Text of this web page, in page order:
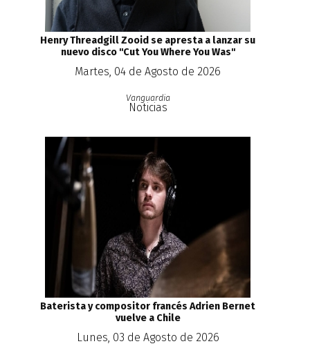
Henry Threadgill Zooid se apresta a lanzar su
nuevo disco ''Cut You Where You Was''
Martes, 04 de Agosto de 2026
Vanguardia
Noticias
Baterista y compositor francés Adrien Bernet
vuelve a Chile
Lunes, 03 de Agosto de 2026